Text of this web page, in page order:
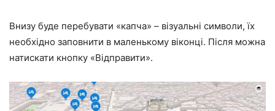
Внизу буде перебувати «капча» – візуальні символи, їх
необхідно заповнити в маленькому віконці. Після можна
натискати кнопку «Відправити».